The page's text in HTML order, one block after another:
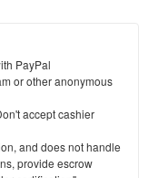
PayPal
or other anonymous
accept cashier
and does not handle
provide escrow